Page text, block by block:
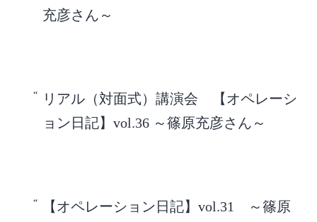
充彦さん～
リアル（対面式）講演会 【オペレーシ
ョン日記】vol.36 ～篠原充彦さん～
【オペレーション日記】vol.31 ～篠原